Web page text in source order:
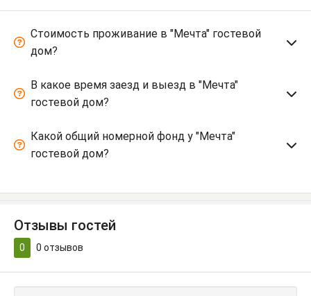
Стоимость проживание в "Мечта" гостевой
дом?
В какое время заезд и выезд в "Мечта"
гостевой дом?
Какой общий номерной фонд у "Мечта"
гостевой дом?
Отзывы гостей
0 0 отзывов